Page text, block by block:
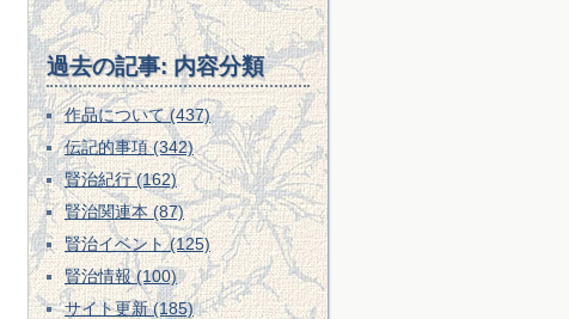
過去の記事: 内容分類
作品について (437)
伝記的事項 (342)
賢治紀行 (162)
賢治関連本 (87)
賢治イベント (125)
賢治情報 (100)
サイト更新 (185)